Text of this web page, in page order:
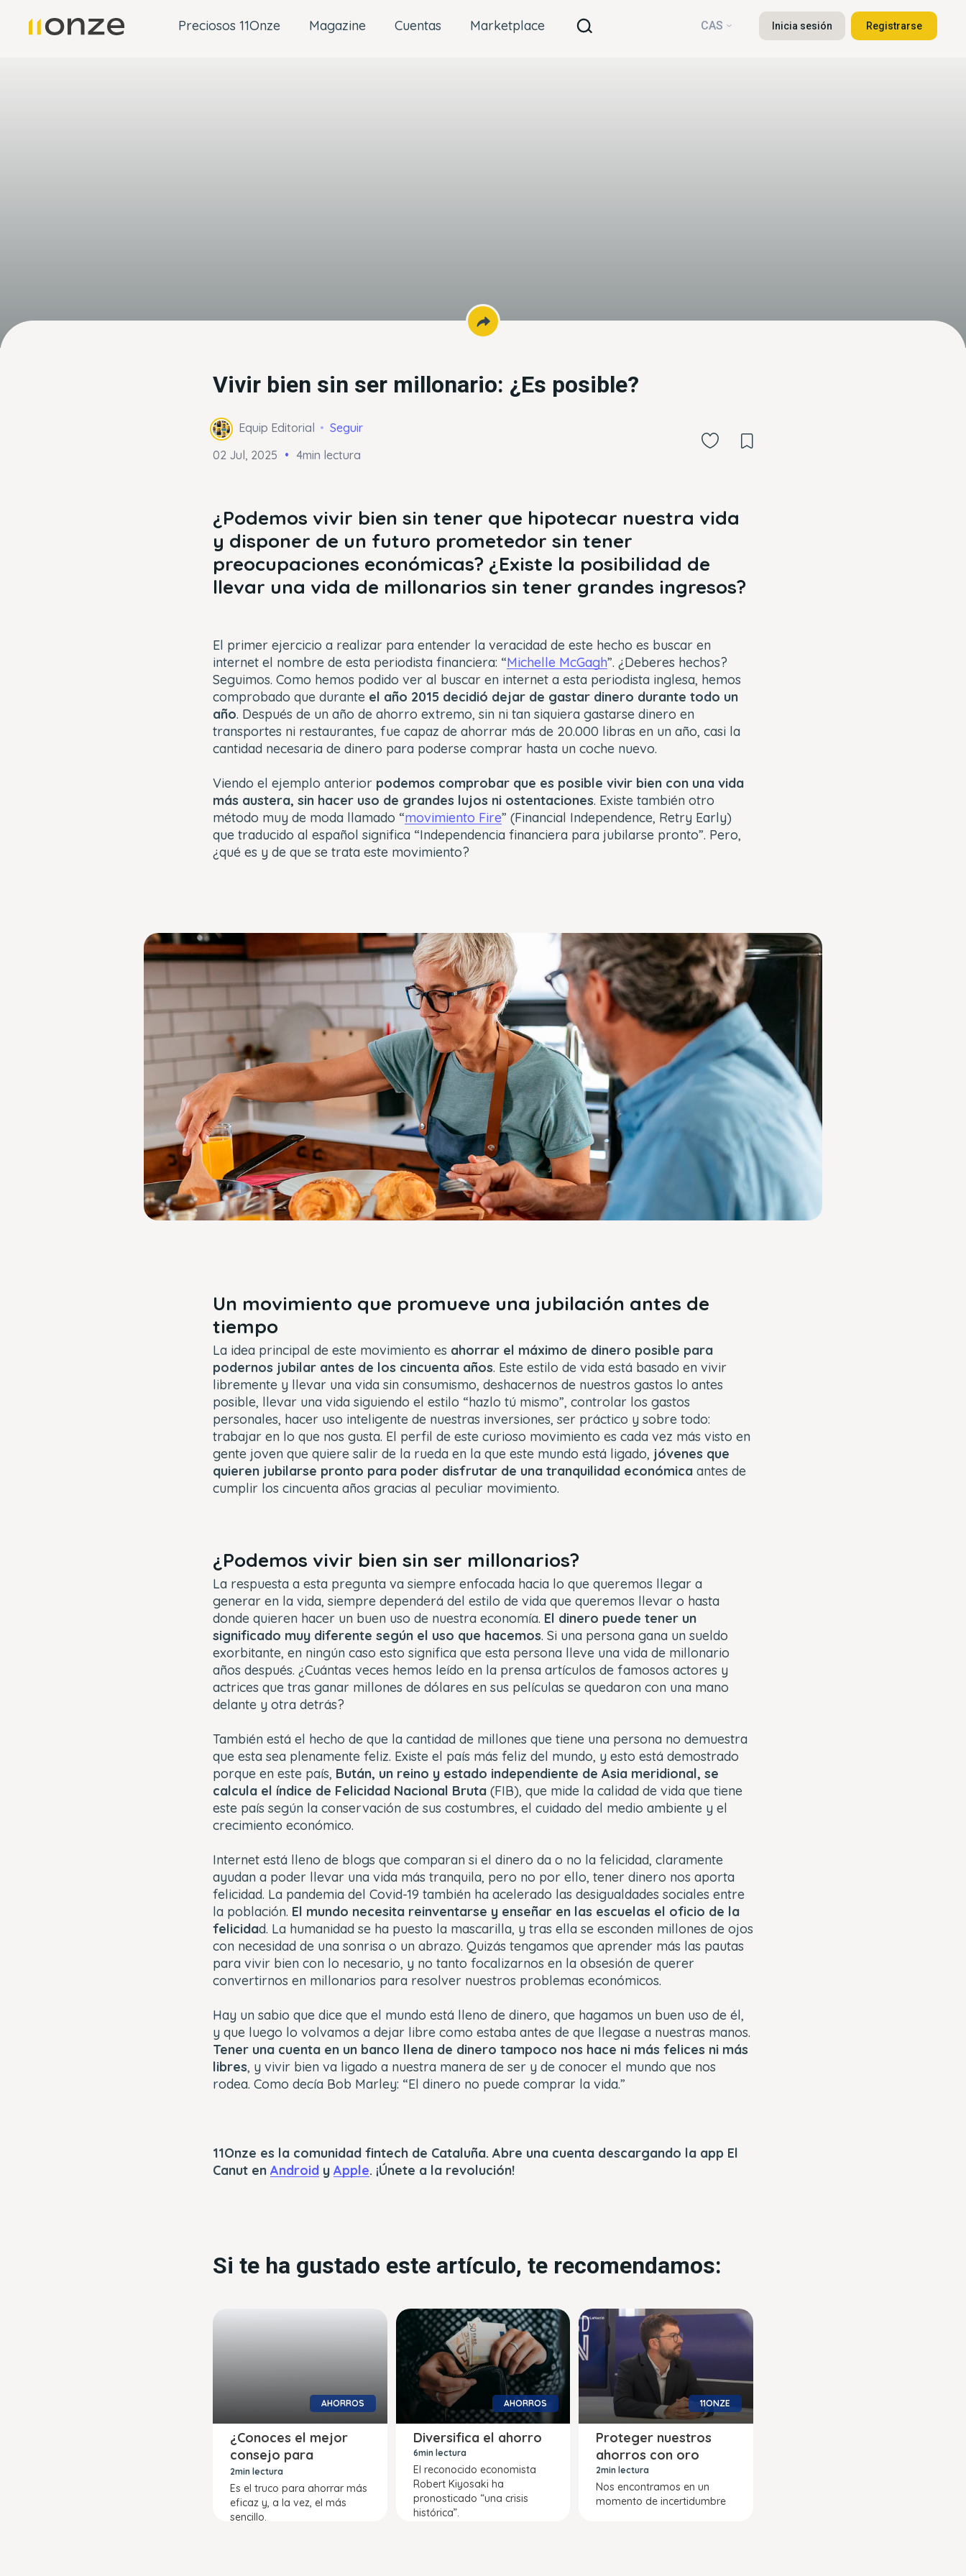
Preciosos 11Onze Magazine Cuentas Marketplace CAS Inicia sesión Registrarse
Vivir bien sin ser millonario: ¿Es posible?
Equip Editorial
Seguir
02 Jul, 2025
4min lectura
¿Podemos vivir bien sin tener que hipotecar nuestra vida
y disponer de un futuro prometedor sin tener
preocupaciones económicas? ¿Existe la posibilidad de
llevar una vida de millonarios sin tener grandes ingresos?
El primer ejercicio a realizar para entender la veracidad de este hecho es buscar en
internet el nombre de esta periodista financiera: “Michelle McGagh”. ¿Deberes hechos?
Seguimos. Como hemos podido ver al buscar en internet a esta periodista inglesa, hemos
comprobado que durante el año 2015 decidió dejar de gastar dinero durante todo un
año. Después de un año de ahorro extremo, sin ni tan siquiera gastarse dinero en
transportes ni restaurantes, fue capaz de ahorrar más de 20.000 libras en un año, casi la
cantidad necesaria de dinero para poderse comprar hasta un coche nuevo.
Viendo el ejemplo anterior podemos comprobar que es posible vivir bien con una vida
más austera, sin hacer uso de grandes lujos ni ostentaciones. Existe también otro
método muy de moda llamado “movimiento Fire” (Financial Independence, Retry Early)
que traducido al español significa “Independencia financiera para jubilarse pronto”. Pero,
¿qué es y de que se trata este movimiento?
Un movimiento que promueve una jubilación antes de
tiempo
La idea principal de este movimiento es ahorrar el máximo de dinero posible para
podernos jubilar antes de los cincuenta años. Este estilo de vida está basado en vivir
libremente y llevar una vida sin consumismo, deshacernos de nuestros gastos lo antes
posible, llevar una vida siguiendo el estilo “hazlo tú mismo”, controlar los gastos
personales, hacer uso inteligente de nuestras inversiones, ser práctico y sobre todo:
trabajar en lo que nos gusta. El perfil de este curioso movimiento es cada vez más visto en
gente joven que quiere salir de la rueda en la que este mundo está ligado, jóvenes que
quieren jubilarse pronto para poder disfrutar de una tranquilidad económica antes de
cumplir los cincuenta años gracias al peculiar movimiento.
¿Podemos vivir bien sin ser millonarios?
La respuesta a esta pregunta va siempre enfocada hacia lo que queremos llegar a
generar en la vida, siempre dependerá del estilo de vida que queremos llevar o hasta
donde quieren hacer un buen uso de nuestra economía. El dinero puede tener un
significado muy diferente según el uso que hacemos. Si una persona gana un sueldo
exorbitante, en ningún caso esto significa que esta persona lleve una vida de millonario
años después. ¿Cuántas veces hemos leído en la prensa artículos de famosos actores y
actrices que tras ganar millones de dólares en sus películas se quedaron con una mano
delante y otra detrás?
También está el hecho de que la cantidad de millones que tiene una persona no demuestra
que esta sea plenamente feliz. Existe el país más feliz del mundo, y esto está demostrado
porque en este país, Bután, un reino y estado independiente de Asia meridional, se
calcula el índice de Felicidad Nacional Bruta (FIB), que mide la calidad de vida que tiene
este país según la conservación de sus costumbres, el cuidado del medio ambiente y el
crecimiento económico.
Internet está lleno de blogs que comparan si el dinero da o no la felicidad, claramente
ayudan a poder llevar una vida más tranquila, pero no por ello, tener dinero nos aporta
felicidad. La pandemia del Covid-19 también ha acelerado las desigualdades sociales entre
la población. El mundo necesita reinventarse y enseñar en las escuelas el oficio de la
felicidad. La humanidad se ha puesto la mascarilla, y tras ella se esconden millones de ojos
con necesidad de una sonrisa o un abrazo. Quizás tengamos que aprender más las pautas
para vivir bien con lo necesario, y no tanto focalizarnos en la obsesión de querer
convertirnos en millonarios para resolver nuestros problemas económicos.
Hay un sabio que dice que el mundo está lleno de dinero, que hagamos un buen uso de él,
y que luego lo volvamos a dejar libre como estaba antes de que llegase a nuestras manos.
Tener una cuenta en un banco llena de dinero tampoco nos hace ni más felices ni más
libres, y vivir bien va ligado a nuestra manera de ser y de conocer el mundo que nos
rodea. Como decía Bob Marley: “El dinero no puede comprar la vida.”
11Onze es la comunidad fintech de Cataluña. Abre una cuenta descargando la app El
Canut en Android y Apple. ¡Únete a la revolución!
Si te ha gustado este artículo, te recomendamos:
AHORROS
¿Conoces el mejor
consejo para
ahorrar?
2min lectura
Es el truco para ahorrar más
eficaz y, a la vez, el más
sencillo.
AHORROS
Diversifica el ahorro
6min lectura
El reconocido economista
Robert Kiyosaki ha
pronosticado “una crisis
histórica”.
11ONZE
Proteger nuestros
ahorros con oro
2min lectura
Nos encontramos en un
momento de incertidumbre